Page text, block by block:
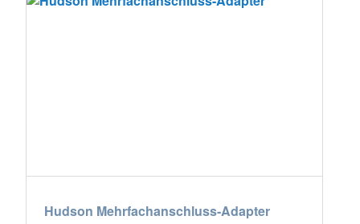
Hudson Mehrfachanschluss-Adapter